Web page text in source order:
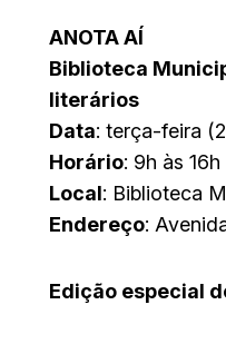
ANOTA AÍ
Biblioteca
literários
Data: terça-feira
Horário: 9h às 16h
Local: Biblioteca
Endereço:
Edição especial